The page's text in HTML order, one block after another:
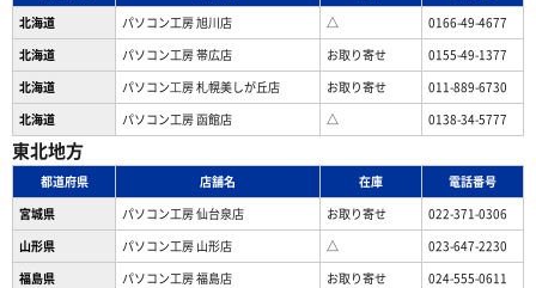
北海道
パソコン工房 旭川店 △
0166-49-4677
北海道
パソコン工房 帯広店 お取り寄せ
0155-49-1377
北海道
パソコン⼯房 札幌美しが丘店 お取り寄せ
011-889-6730
北海道
パソコン工房 函館店 △ 0138-34-5777
東北地方
都道府県 店舗名 在庫
電話番号
宮城県
パソコン工房 仙台泉店 お取り寄せ
022-371-0306
山形県
パソコン工房 山形店 △
023-647-2230
福島県
パソコン工房 福島店 お取り寄せ
024-555-0611